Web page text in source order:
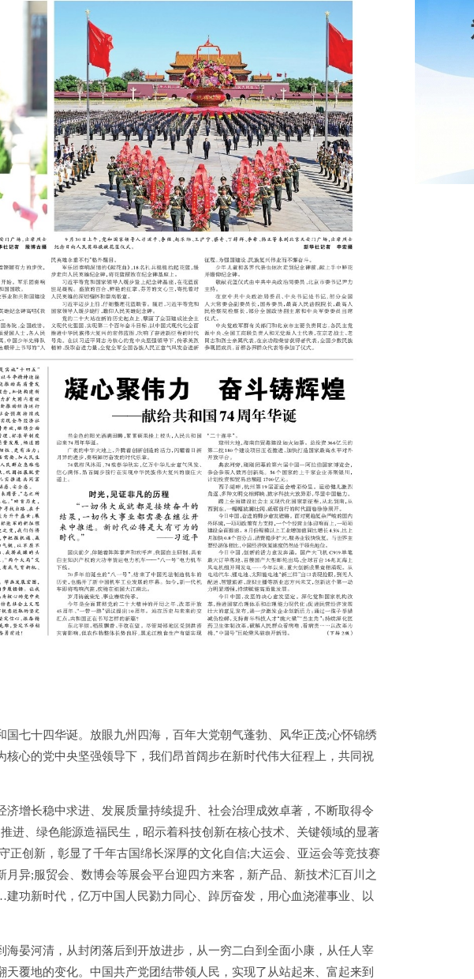
十四华诞。放眼九州四海，百年大党朝气蓬勃、风华正茂;心怀锦绣
心的党中央坚强领导下，我们昂首阔步在新时代伟大征程上，共同祝
长稳中求进、发展质量持续提升、社会治理成效卓著，不断取得令
进、绿色能源造福民生，昭示着科技创新在核心技术、关键领域的显著
正创新，彰显了千年古国绵长深厚的文化自信;大运会、亚运会等竞技赛
异;服贸会、数博会等展会平台迎四方来客，新产品、新技术汇百川之
功新时代，亿万中国人民勠力同心、踔厉奋发，用心血浇灌事业、以
河清，从封闭落后到开放进步，从一穷二白到全面小康，从任人宰
覆地的变化。中国共产党团结带领人民，实现了从站起来、富起来到